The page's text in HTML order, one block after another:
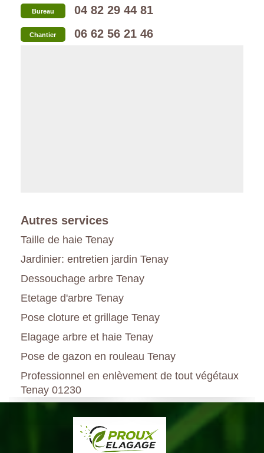
Bureau 04 82 29 44 81
Chantier 06 62 56 21 46
Autres services
Taille de haie Tenay
Jardinier: entretien jardin Tenay
Dessouchage arbre Tenay
Etetage d'arbre Tenay
Pose cloture et grillage Tenay
Elagage arbre et haie Tenay
Pose de gazon en rouleau Tenay
Professionnel en enlèvement de tout végétaux
Tenay 01230